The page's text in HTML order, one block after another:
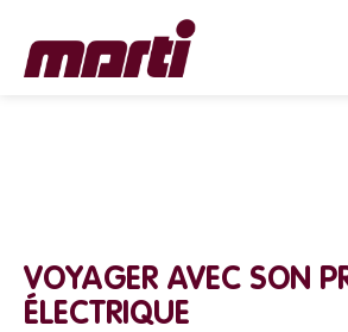
VOYAGER AVEC SON
ÉLECTRIQUE